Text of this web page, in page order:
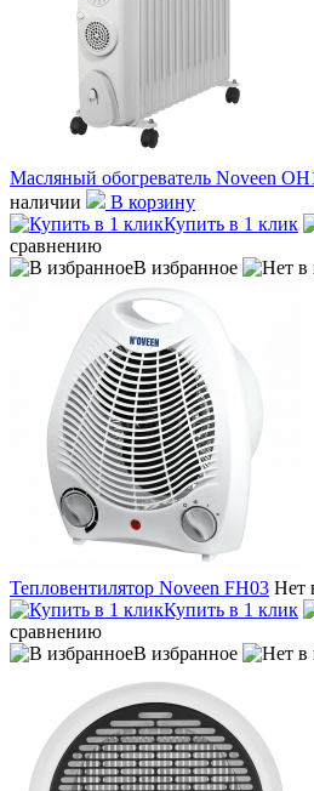
Масляный обогреватель Noveen
наличии
В корзину
Купить в 1 клик
сравнению
В избранное
Тепловентилятор Noveen FH03 Нет
Купить в 1 клик
сравнению
В избранное